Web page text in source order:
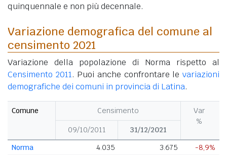
quinquennale e non più decennale.
Variazione demografica del comune al
censimento 2021
Variazione della popolazione di Norma rispetto al
Censimento 2011. Puoi anche confrontare levariazioni
demografiche dei comuni in provincia di Latina.
Comune Censimento
Var
%
09/10/2011
31/12/2021
Norma
4.035 3.675 -8,9%